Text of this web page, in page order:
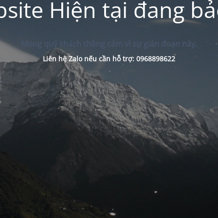
Hiện tại đang
Mong quý khách thông cảm vì sự gián đoạn này.
Liên hệ Zalo nếu cần hỗ trợ: 0968898622